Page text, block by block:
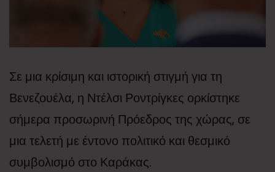
Σε μια κρίσιμη και ιστορική στιγμή για τη
Βενεζουέλα, η Ντέλσι Ροντρίγκες ορκίστηκε
σήμερα προσωρινή Πρόεδρος της χώρας, σε
μια τελετή με έντονο πολιτικό και θεσμικό
συμβολισμό στο Καράκας.